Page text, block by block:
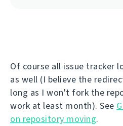
Of course all issue tracker
as well (I believe the
long as I won't fork the
work at least month). See
on repository moving.